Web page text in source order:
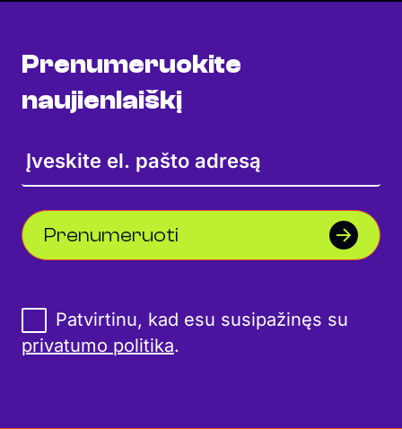
Prenumeruokite
naujienlaiškį
Prenumeruoti
Patvirtinu, kad esu susipažinęs su
privatumo politika.